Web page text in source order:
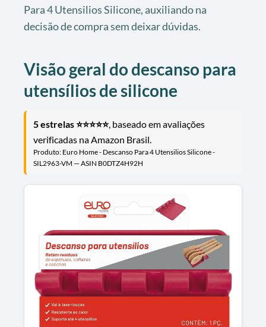
Para 4 Utensilios Silicone, auxiliando na
decisão de compra sem deixar dúvidas.
Visão geral do descanso para
utensílios de silicone
5 estrelas ⭐⭐⭐⭐⭐, baseado em avaliações
verificadas na Amazon Brasil.
Produto: Euro Home - Descanso Para 4 Utensilios Silicone -
SIL2963-VM — ASIN B0DTZ4H92H